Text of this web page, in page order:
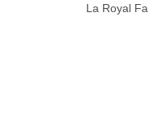
La Royal